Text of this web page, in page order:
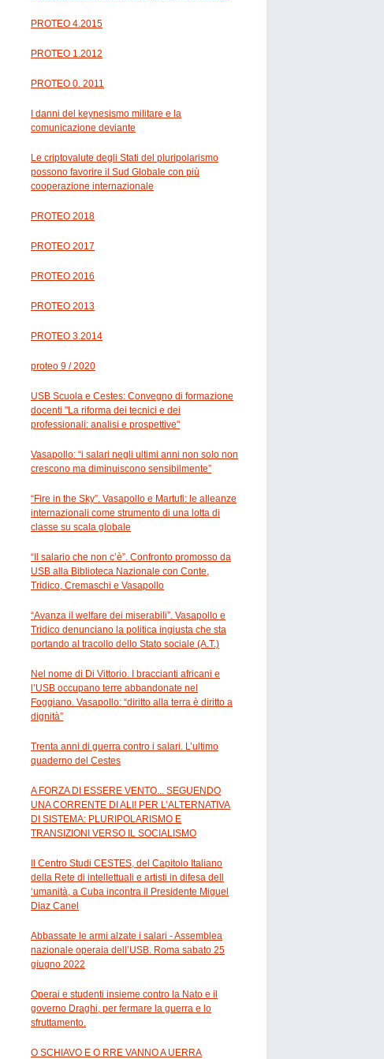
PROTEO 4.2015
PROTEO 1.2012
PROTEO 0. 2011
I danni del keynesismo militare e la
comunicazione deviante
Le criptovalute degli Stati del pluripolarismo
possono favorire il Sud Globale con più
cooperazione internazionale
PROTEO 2018
PROTEO 2017
PROTEO 2016
PROTEO 2013
PROTEO 3.2014
proteo 9 / 2020
USB Scuola e Cestes: Convegno di formazione
docenti "La riforma dei tecnici e dei
professionali: analisi e prospettive"
Vasapollo: “i salari negli ultimi anni non solo non
crescono ma diminuiscono sensibilmente”
“Fire in the Sky”. Vasapollo e Martufi: le alleanze
internazionali come strumento di una lotta di
classe su scala globale
“Il salario che non c’è”. Confronto promosso da
USB alla Biblioteca Nazionale con Conte,
Tridico, Cremaschi e Vasapollo
“Avanza il welfare dei miserabili”. Vasapollo e
Tridico denunciano la politica ingiusta che sta
portando al tracollo dello Stato sociale (A.T.)
Nel nome di Di Vittorio. I braccianti africani e
l’USB occupano terre abbandonate nel
Foggiano. Vasapollo: “diritto alla terra è diritto a
dignità”
Trenta anni di guerra contro i salari. L’ultimo
quaderno del Cestes
A FORZA DI ESSERE VENTO... SEGUENDO
UNA CORRENTE DI ALI! PER L’ALTERNATIVA
DI SISTEMA: PLURIPOLARISMO E
TRANSIZIONI VERSO IL SOCIALISMO
Il Centro Studi CESTES, del Capitolo Italiano
della Rete di intellettuali e artisti in difesa dell
‘umanità, a Cuba incontra il Presidente Miguel
Diaz Canel
Abbassate le armi alzate i salari - Assemblea
nazionale operaia dell’USB. Roma sabato 25
giugno 2022
Operai e studenti insieme contro la Nato e il
governo Draghi, per fermare la guerra e lo
sfruttamento.
O SCHIAVO E O RRE VANNO A UERRA